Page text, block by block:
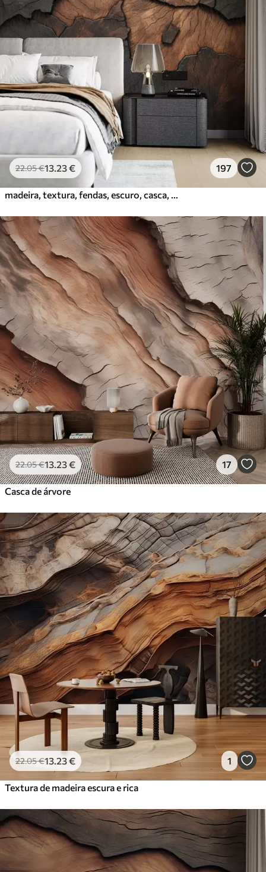
45.00 27.00€/m²
Premium
56.6734.00€/m²
Vinil Premium
65.0039.00€/m²
Peel and Stick
81.6749.00€/m²
22.05€13 .23€ 197
22.05€13 .23€ 17
Casca de árvore
22.05€13 .23€ 1
Textura de madeira escura e rica